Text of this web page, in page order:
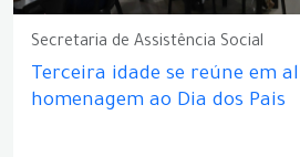
Secretaria de Assistência Social
Terceira idade se reúne em
homenagem ao Dia dos Pais